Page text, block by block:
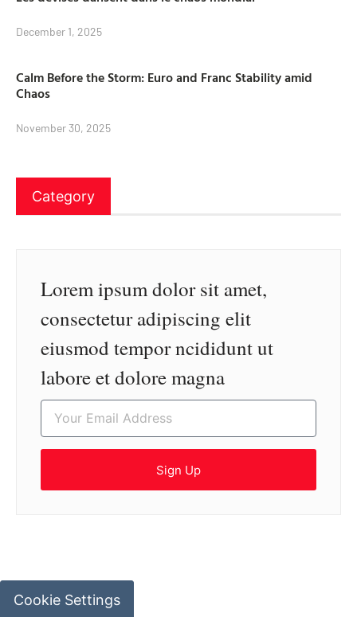
December 1, 2025
Calm Before the Storm: Euro and Franc Stability amid
Chaos
November 30, 2025
Category
Lorem ipsum dolor sit amet,
consectetur adipiscing elit
eiusmod tempor ncididunt ut
labore et dolore magna
Sign Up
Cookie Settings